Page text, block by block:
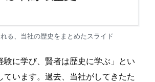
る、当社の歴史をまとめたスライド
験に学び、賢者は歴史に学ぶ」とい
ています。過去、当社がしてきたた